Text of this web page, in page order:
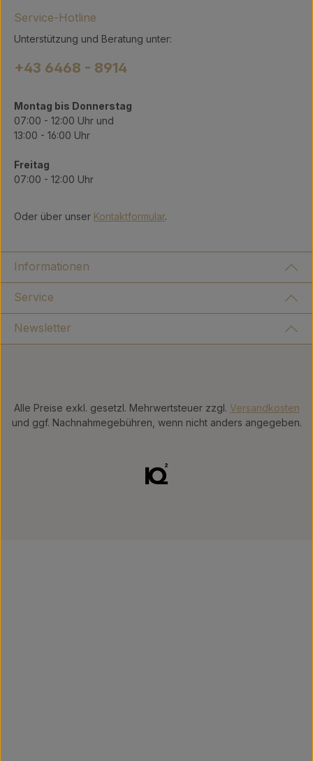
Service-Hotline
Unterstützung und Beratung unter:
+43 6468 - 8914
Montag bis Donnerstag
07:00 - 12:00 Uhr und
13:00 - 16:00 Uhr
Freitag
07:00 - 12:00 Uhr
Oder über unser Kontaktformular.
Informationen
Service
Newsletter
Alle Preise exkl. gesetzl. Mehrwertsteuer zzgl. Versandkosten
und ggf. Nachnahmegebühren, wenn nicht anders angegeben.